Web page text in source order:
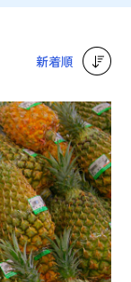
新着順